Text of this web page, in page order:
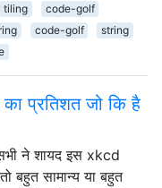
tiling
code-golf
code-golf
string
प्रतिशत जो कि है
ने शायद इस xkcd
बहुत सामान्य या बहुत